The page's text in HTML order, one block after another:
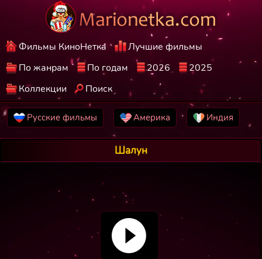
Фильмы КиноНетка
Лучшие фильмы
По жанрам
По годам 2026
2025
Коллекции
Поиск
Русские фильмы Америка Индия
Шалун